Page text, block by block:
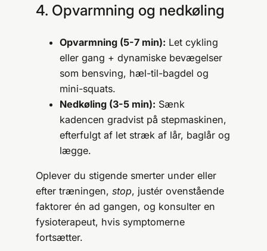
4. Opvarmning og nedkøling
Opvarmning (5-7 min): Let cykling
eller gang + dynamiske bevægelser
som bensving, hæl-til-bagdel og
mini-squats.
Nedkøling (3-5 min): Sænk
kadencen gradvist på stepmaskinen,
efterfulgt af let stræk af lår, baglår og
lægge.
Oplever du stigende smerter under eller
efter træningen, stop, justér ovenstående
faktorer én ad gangen, og konsulter en
fysioterapeut, hvis symptomerne
fortsætter.